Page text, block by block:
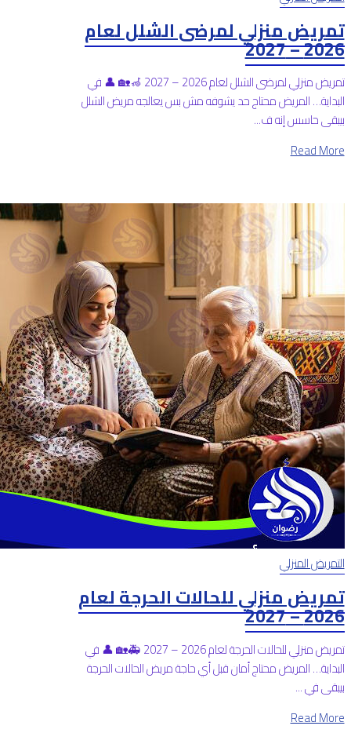
تمريض منزلي لمرضى الشلل لعام
2026 – 2027
تمريض منزلي لمرضى الشلل لعام 2026 – 2027 🦽🏡 👤 في
البداية… المريض محتاج حد يشوفه مش بس يعالجه مريض الشلل
بيبقى حاسس إنه ف...
Read More
التمريض المنزلي
تمريض منزلي للحالات الحرجة لعام
2026 – 2027
تمريض منزلي للحالات الحرجة لعام 2026 – 2027 🚑🏡 👤 في
البداية… المريض محتاج أمان قبل أي حاجة مريض الحالات الحرجة
بيبقى في ...
Read More